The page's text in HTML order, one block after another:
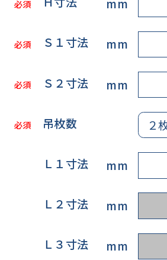
必須 mm
必須 Ｓ１寸法 mm
必須 Ｓ２寸法 mm
必須 吊枚数
Ｌ１寸法 mm
Ｌ２寸法 mm
Ｌ３寸法 mm